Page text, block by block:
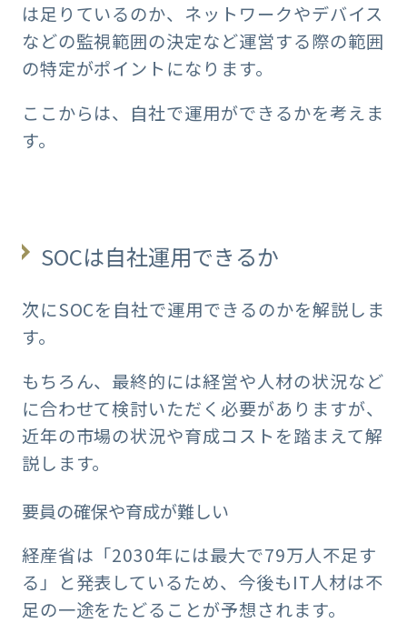
は足りているのか、ネットワークやデバイス
などの監視範囲の決定など運営する際の範囲
の特定がポイントになります。
ここからは、自社で運用ができるかを考えま
す。
SOCは自社運用できるか
次にSOCを自社で運用できるのかを解説しま
す。
もちろん、最終的には経営や人材の状況など
に合わせて検討いただく必要がありますが、
近年の市場の状況や育成コストを踏まえて解
説します。
要員の確保や育成が難しい
経産省は「2030年には最大で79万人不足す
る」と発表しているため、今後もIT人材は不
足の一途をたどることが予想されます。